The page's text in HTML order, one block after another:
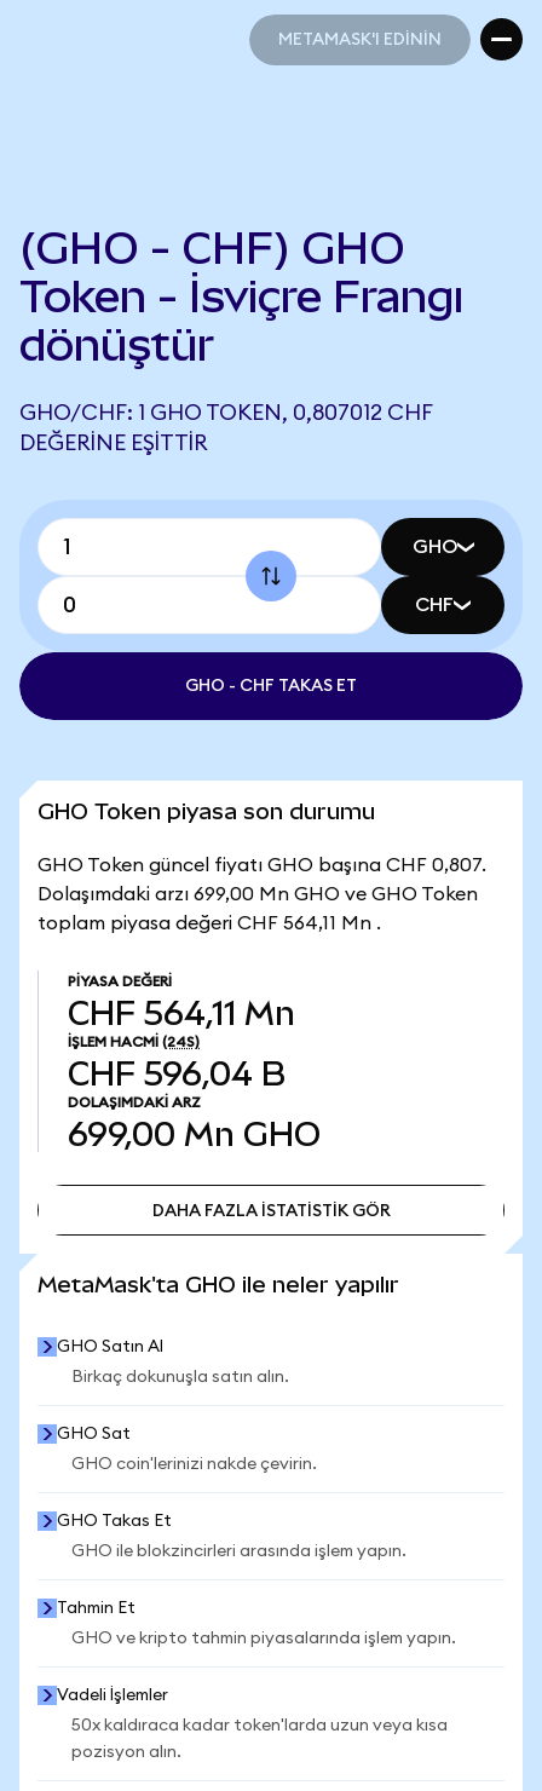
METAMASK'I EDİNİN
(GHO - CHF) GHO
Token - İsviçre Frangı
dönüştür
GHO/CHF: 1 GHO TOKEN, 0,807012 CHF
DEĞERINE EŞITTIR
GHO
CHF
GHO - CHF TAKAS ET
GHO Token piyasa son durumu
GHO Token güncel fiyatı GHO başına CHF 0,807.
Dolaşımdaki arzı 699,00 Mn GHO ve GHO Token
toplam piyasa değeri CHF 564,11 Mn .
PIYASA DEĞERI
CHF 564,11 Mn
İŞLEM HACMI (24S)
CHF 596,04 B
DOLAŞIMDAKI ARZ
699,00 Mn GHO
DAHA FAZLA İSTATİSTİK GÖR
MetaMask'ta GHO ile neler yapılır
GHO Satın Al
Birkaç dokunuşla satın alın.
GHO Sat
GHO coin'lerinizi nakde çevirin.
GHO Takas Et
GHO ile blokzincirleri arasında işlem yapın.
Tahmin Et
GHO ve kripto tahmin piyasalarında işlem yapın.
Vadeli İşlemler
50x kaldıraca kadar token'larda uzun veya kısa
pozisyon alın.